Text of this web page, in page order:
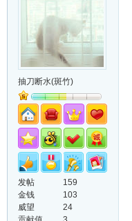
抽刀断水(斑竹)
发帖
159
金钱
103
威望
24